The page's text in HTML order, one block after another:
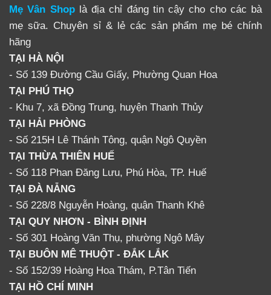
Mẹ Vân Shoplà địa chỉ đáng tin cậy cho cho các bà
mẹ sữa. Chuyên sỉ & lẻ các sản phẩm mẹ bé chính
hãng
TẠI HÀ NỘI
- Số 139 Đường Cầu Giấy, Phường Quan Hoa
TẠI PHÚ THỌ
- Khu 7, xã Đồng Trung, huyện Thanh Thủy
TẠI HẢI PHÒNG
- Số 215H Lê Thánh Tông, quận Ngô Quyền
TẠI THỪA THIÊN HUẾ
- Số 118 Phan Đăng Lưu, Phú Hòa, TP. Huế
TẠI ĐÀ NẴNG
- Số 228/8 Nguyễn Hoàng, quận Thanh Khê
TẠI QUY NHƠN - BÌNH ĐỊNH
- Số 301 Hoàng Văn Thụ, phường Ngô Mây
TẠI BUÔN MÊ THUỘT - ĐẮK LẮK
- Số 152/39 Hoàng Hoa Thám, P.Tân Tiến
TẠI HỒ CHÍ MINH